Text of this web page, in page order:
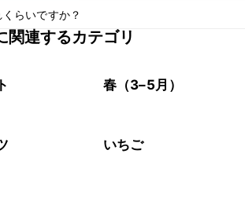
らいですか？
蔵で当日中が目安です。なるべくお早めにお召
です。
関連するカテゴリ
春（3–5月）
いちご